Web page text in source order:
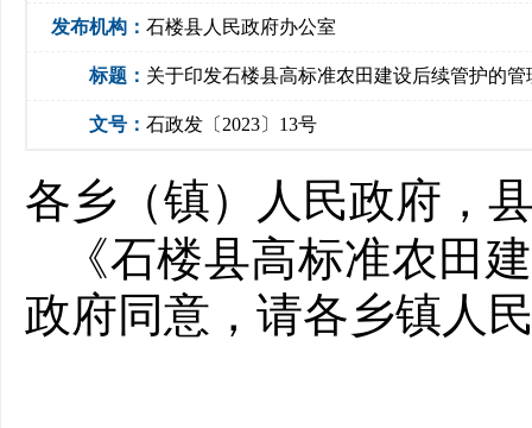
发布机构： 石楼县人民政府办公室
标题： 关于印发石楼县高标准农田建设后续管护的
文号： 石政发〔2023〕13号
各乡（镇）人民政府，
《石楼县高标准农田
政府同意，请各乡镇人